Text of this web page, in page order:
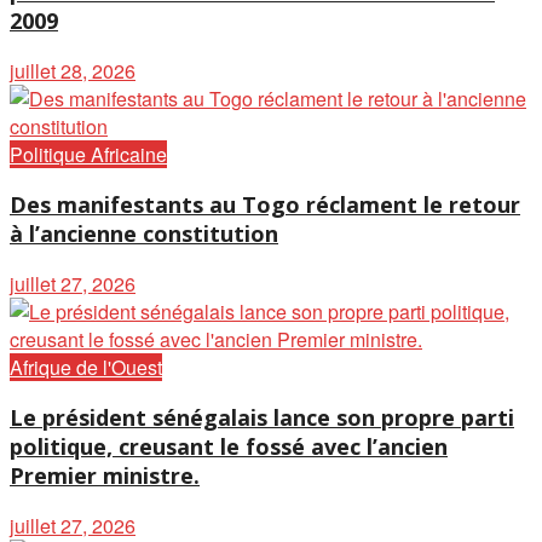
2009
juillet 28, 2026
Politique Africaine
Des manifestants au Togo réclament le retour
à l’ancienne constitution
juillet 27, 2026
Afrique de l'Ouest
Le président sénégalais lance son propre parti
politique, creusant le fossé avec l’ancien
Premier ministre.
juillet 27, 2026